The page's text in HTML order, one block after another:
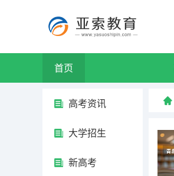
首页
高考资讯
大学招生
新高考